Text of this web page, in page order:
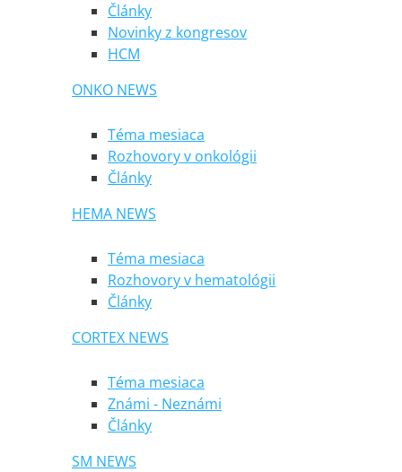
Články
Novinky z kongresov
HCM
ONKO NEWS
Téma mesiaca
Rozhovory v onkológii
Články
HEMA NEWS
Téma mesiaca
Rozhovory v hematológii
Články
CORTEX NEWS
Téma mesiaca
Známi - Neznámi
Články
SM NEWS